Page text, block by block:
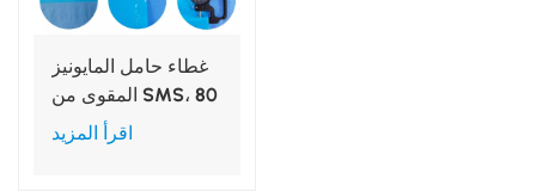
غطاء حامل المايونيز
المقوى من SMS، 80
× 145 سم
اقرأ المزيد